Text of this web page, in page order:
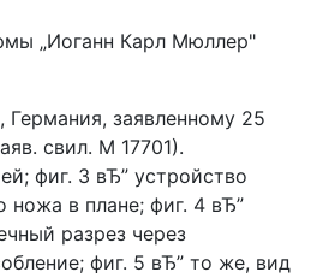
„Иоганн Карл Мюллер"
Германия, заявленному 25
свил. М 17701).
фиг. 3 вЂ” устройство
в плане; фиг. 4 вЂ”
разрез через
фиг. 5 вЂ” то же, вид